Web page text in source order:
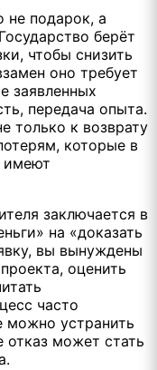
не подарок, а
берёт
чтобы снизить
оно требует
заявленных
передача опыта.
только к возврату
которые в
имеют
заключается в
на «доказать
вы вынуждены
оценить
часто
можно устранить
отказ может стать